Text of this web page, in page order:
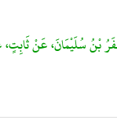
بْنُ سُلَيْمَانَ، عَنْ